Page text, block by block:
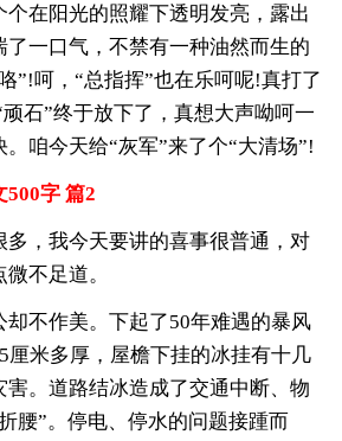
个在阳光的照耀下透明发亮，露出
了一口气，不禁有一种油然而生的
”!呵，“总指挥”也在乐呵呢!真打了
石”终于放下了，真想大声呦呵一
咱今天给“灰军”来了个“大清场”!
500字 篇2
多，我今天要讲的喜事很普通，对
不足道。
却不作美。下起了50年难遇的暴风
厘米多厚，屋檐下挂的冰挂有十几
害。道路结冰造成了交通中断、物
腰”。停电、停水的问题接踵而